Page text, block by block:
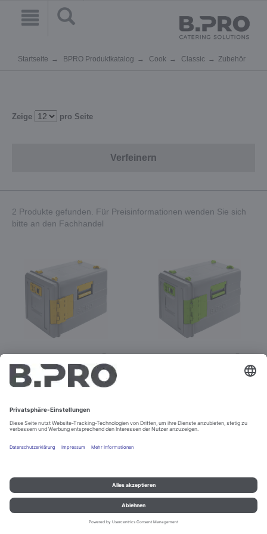
Startseite BPRO Produktkatalog Cook Classic Zubehör
Zeige pro Seite
Verfeinern
2 Produkte gefunden. Für Preisinformationen wenden Sie sich
bitte an den Fachhandel
BPT 420 KBRUH gelb
Impressum und Datenschutz Kontakt
Rechtliche Hinweise
© B.PRO Catering Solutions 2022